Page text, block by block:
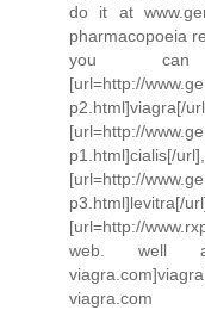
do it at
pharmacopoeia
you can
[url=http://
p2.html]viagra[/
[url=http://
p1.html]cialis[/url],
[url=http://
p3.html]levitra[/
[url=http://
web. well
viagra.com